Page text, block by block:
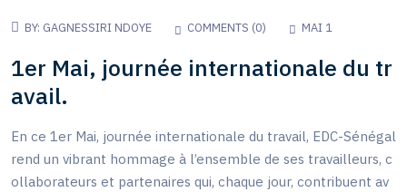
BY: GAGNESSIRI NDOYE COMMENTS (0) MAI 1
1er Mai, journée internationale du tr
avail.
En ce 1er Mai, journée internationale du travail, EDC-Sénégal
rend un vibrant hommage à l’ensemble de ses travailleurs, c
ollaborateurs et partenaires qui, chaque jour, contribuent av